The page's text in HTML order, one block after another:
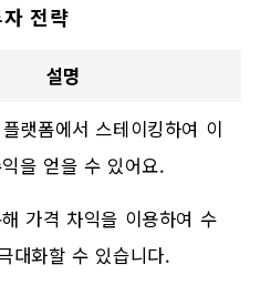
전략
설명
랫폼에서 스테이킹하여 이
을 얻을 수 있어요.
가격 차익을 이용하여 수
대화할 수 있습니다.